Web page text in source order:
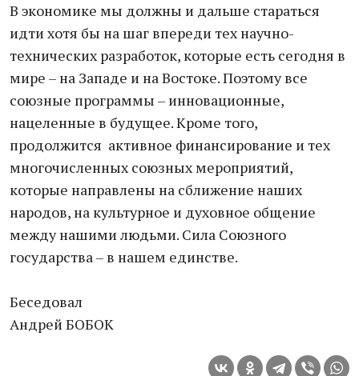
В экономике мы должны и дальше стараться
идти хотя бы на шаг впереди тех научно-
технических разработок, которые есть сегодня в
мире – на Западе и на Востоке. Поэтому все
союзные программы – инновационные,
нацеленные в будущее. Кроме того,
продолжится активное финансирование и тех
многочисленных союзных мероприятий,
которые направлены на сближение наших
народов, на культурное и духовное общение
между нашими людьми. Сила Союзного
государства – в нашем единстве.
Беседовал
Андрей БОБОК